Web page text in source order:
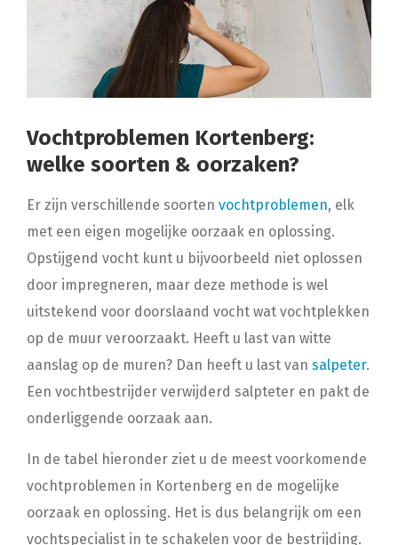
Vochtproblemen Kortenberg:
welke soorten & oorzaken?
Er zijn verschillende soorten vochtproblemen, elk
met een eigen mogelijke oorzaak en oplossing.
Opstijgend vocht kunt u bijvoorbeeld niet oplossen
door impregneren, maar deze methode is wel
uitstekend voor doorslaand vocht wat vochtplekken
op de muur veroorzaakt. Heeft u last van witte
aanslag op de muren? Dan heeft u last van salpeter.
Een vochtbestrijder verwijderd salpteter en pakt de
onderliggende oorzaak aan.
In de tabel hieronder ziet u de meest voorkomende
vochtproblemen in Kortenberg en de mogelijke
oorzaak en oplossing. Het is dus belangrijk om een
vochtspecialist in te schakelen voor de bestrijding.